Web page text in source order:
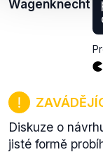
Wagenknecht
Diskuze o
jisté formě